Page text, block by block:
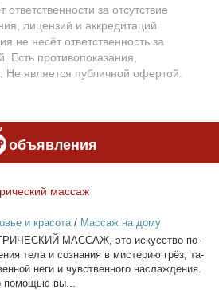
за отсутствие
лицензий и аккредитаций
не несёт ответственность за
Есть противопоказания,
Не является публичной офертой.
объявления
мас­саж
и красота/ Массаж на дому
МАССАЖ, это ис­кус­ство по­
те­ла и со­зна­ния в ми­сте­рию грёз, та­
неги и чув­ствен­но­го на­сла­жде­ния.
по­мо­щью вы...